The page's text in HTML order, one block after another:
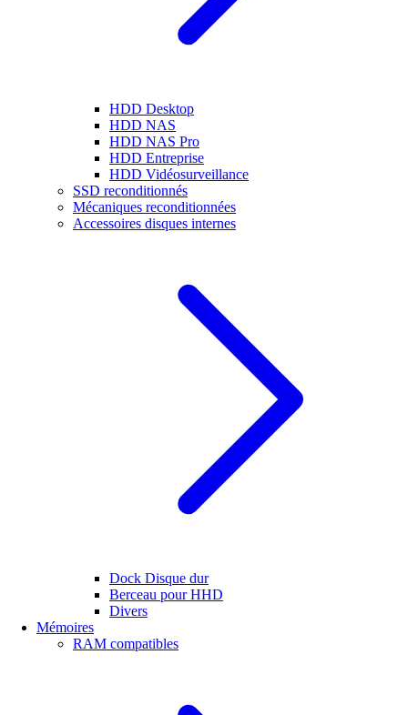
HDD Desktop
HDD NAS
HDD NAS Pro
HDD Entreprise
HDD Vidéosurveillance
SSD reconditionnés
Mécaniques reconditionnées
Accessoires disques internes
Dock Disque dur
Berceau pour HHD
Divers
Mémoires
RAM compatibles